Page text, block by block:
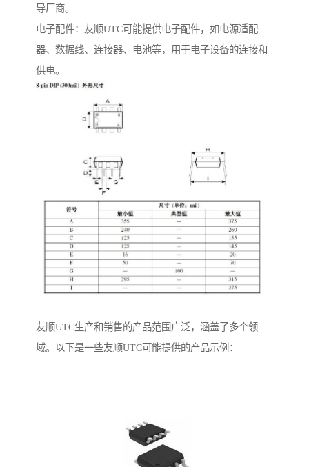
导厂商。
电子配件：友顺UTC可能提供电子配件，如电源适配
器、数据线、连接器、电池等，用于电子设备的连接和
供电。
友顺UTC生产和销售的产品范围广泛，涵盖了多个领
域。以下是一些友顺UTC可能提供的产品示例：